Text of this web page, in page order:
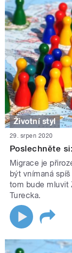
Životní styl
29. srpen 2020
Poslechněte
Migrace je
být vnímaná
tom bude mluvit
Turecka.